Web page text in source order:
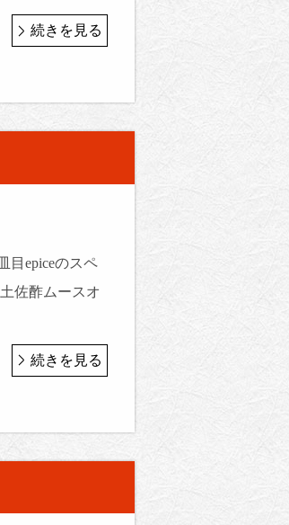
続きを見る
目epiceのスペ
佐酢ムースオ
続きを見る